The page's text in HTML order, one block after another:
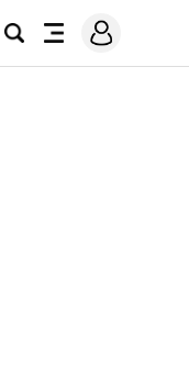
검
전
메
그